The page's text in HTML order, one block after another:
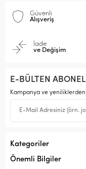
Güvenli
Alışveriş
İade
ve Değişim
E-BÜLTEN
Kampanya ve
Kategoriler
Önemli Bilgiler